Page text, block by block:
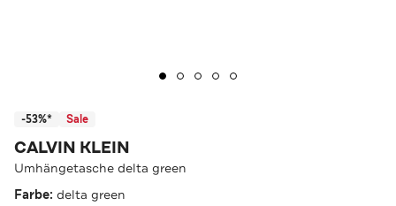
-53%* Sale
CALVIN KLEIN
Umhängetasche delta green
Farbe: delta green